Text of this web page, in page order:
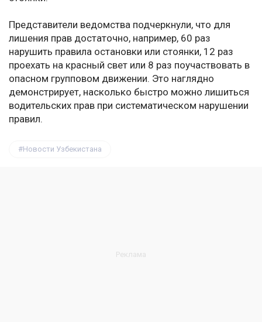
Представители ведомства подчеркнули, что для
лишения прав достаточно, например, 60 раз
нарушить правила остановки или стоянки, 12 раз
проехать на красный свет или 8 раз поучаствовать в
опасном групповом движении. Это наглядно
демонстрирует, насколько быстро можно лишиться
водительских прав при систематическом нарушении
правил.
Новости Узбекистана